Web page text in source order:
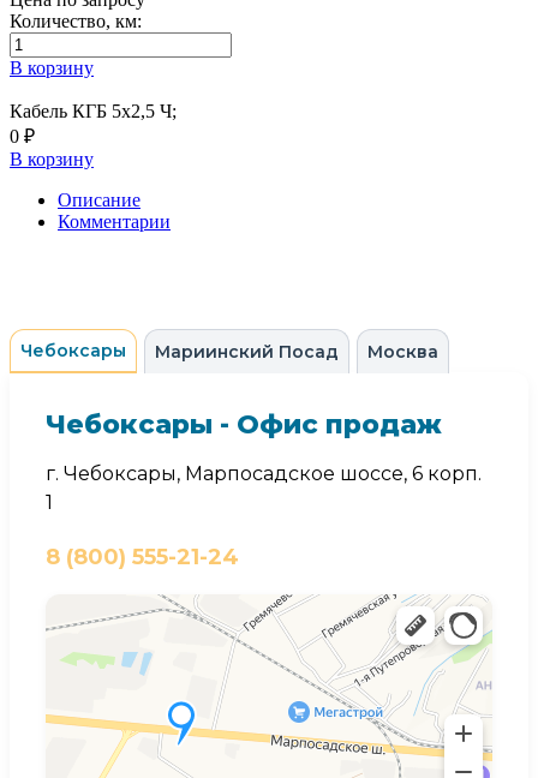
Количество, км:
В корзину
Кабель КГБ 5х2,5 Ч;
0 ₽
В корзину
Описание
Комментарии
Чебоксары Мариинский Посад Москва
Чебоксары - Офис продаж
г. Чебоксары, Марпосадское шоссе, 6 корп.
1
8 (800) 555-21-24